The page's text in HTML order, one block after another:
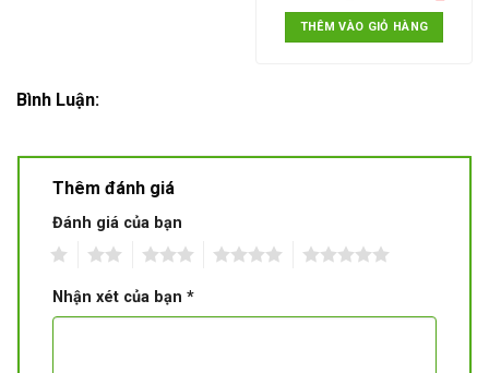
THÊM VÀO GIỎ HÀNG
Bình Luận:
Thêm đánh giá
Đánh giá của bạn
Nhận xét của bạn *